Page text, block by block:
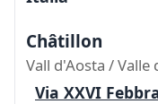
Châtillon
Vall d'Aosta / Valle
Via XXVI